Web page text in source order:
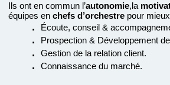
Ils ont en commun l’autonomie,la
équipes en chefs d’orchestre pour
. Écoute, conseil &
. Prospection & Développement
. Gestion de la relation client.
. Connaissance du marché.